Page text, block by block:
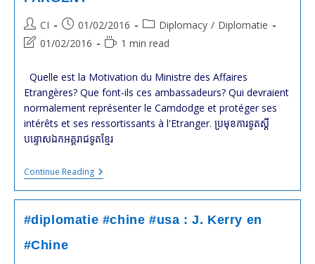
2254
Conseil
De
L’ONU
Post
author:
CI
Post
published:
01/02/2016
Post
category:
Diplomacy / Diplomatie
Post
modified:
01/02/2016
Reading1 min read
Quelle est la Motivation du Ministre des Affaires
Etrangères? Que font-ils ces ambassadeurs? Qui devraient
normalement représenter le Camdodge et protéger ses
intérêts et ses ressortissants à l'Etranger. ប្រមុខ​ការទូត​ស្តី
បន្ទោស​ឯកអគ្គរាជទូត​ខ្មែរ
Continue Reading#cambodge
:
HOR
(MEA)
:
#diplomatie #chine #usa : J. Kerry en
#Chine